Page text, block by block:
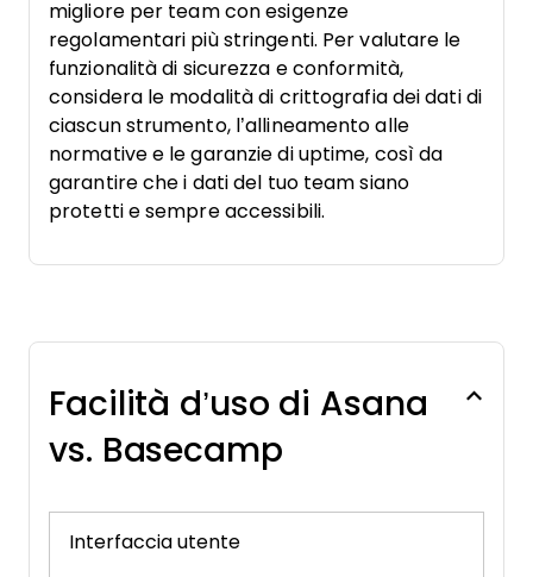
migliore per team con esigenze
regolamentari più stringenti. Per valutare le
funzionalità di sicurezza e conformità,
considera le modalità di crittografia dei dati di
ciascun strumento, l’allineamento alle
normative e le garanzie di uptime, così da
garantire che i dati del tuo team siano
protetti e sempre accessibili.
Facilità d’uso di Asana
vs. Basecamp
Interfaccia utente